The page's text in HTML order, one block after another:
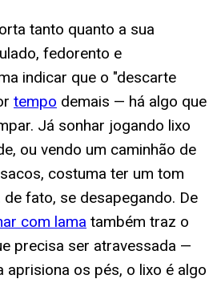
tanto quanto a sua
fedorento e
indicar que o "descarte
tempo demais — há algo que
Já sonhar jogando lixo
ou vendo um caminhão de
costuma ter um tom
fato, se desapegando. De
com lama também traz o
precisa ser atravessada —
aprisiona os pés, o lixo é algo